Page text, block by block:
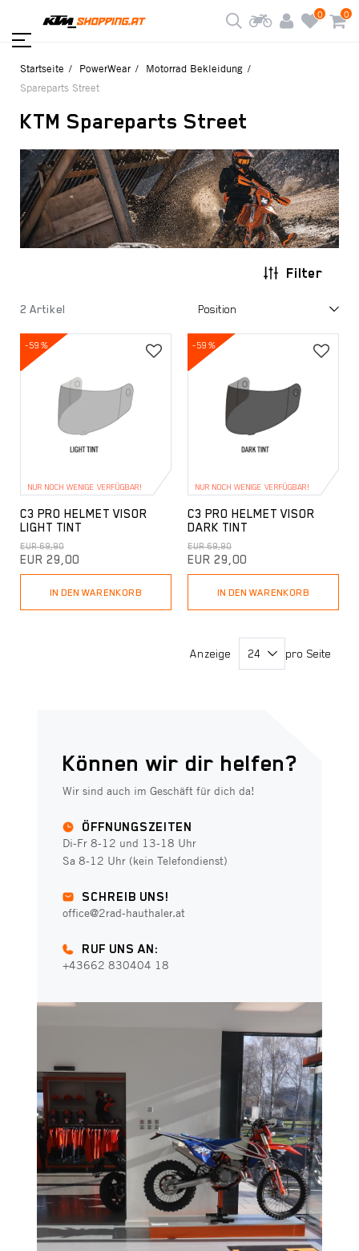
0 0
Startseite PowerWear
Motorrad Bekleidung
Spareparts Street
KTM Spareparts Street
Filter
2 Artikel
NUR NOCH WENIGE VERFÜGBAR!
-59 %
C3 PRO HELMET VISOR
LIGHT TINT
EUR 69,90
EUR 29,00
IN DEN WARENKORB
NUR NOCH WENIGE VERFÜGBAR!
-59 %
C3 PRO HELMET VISOR
DARK TINT
EUR 69,90
EUR 29,00
IN DEN WARENKORB
Anzeige pro Seite
Können wir dir helfen?
Wir sind auch im Geschäft für dich da!
ÖFFNUNGSZEITEN
Di-Fr 8-12 und 13-18 Uhr
Sa 8-12 Uhr (kein Telefondienst)
SCHREIB UNS!
office@2rad-hauthaler.at
RUF UNS AN:
+43662 830404 18